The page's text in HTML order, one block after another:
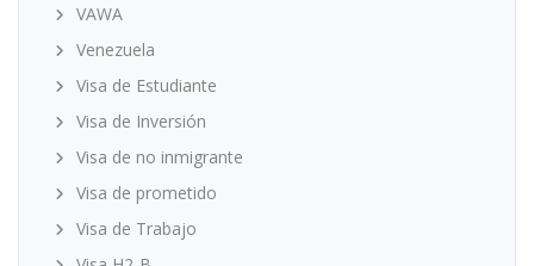
VAWA
Venezuela
Visa de Estudiante
Visa de Inversión
Visa de no inmigrante
Visa de prometido
Visa de Trabajo